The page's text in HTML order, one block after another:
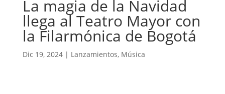
La magia de la Navidad
llega al Teatro Mayor con
la Filarmónica de Bogotá
Dic 19, 2024| Lanzamientos, Música